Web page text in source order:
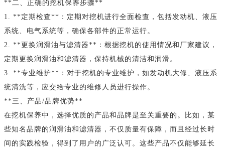
**二、正确的挖机保养步骤**
1. **定期检查**：定期对挖机进行全面检查，包括发动机、液压
系统、电气系统等，确保各部件的正常运行。
2. **更换润滑油与滤清器**：根据挖机的使用情况和厂家建议，
定期更换润滑油和滤清器，保持机械的清洁和润滑。
3. **专业维护**：对于挖机的专业维护，如发动机大修、液压系
统清洗等，应交给专业的维修人员进行操作。
**三、产品/品牌优势**
在挖机保养中，选择优质的产品和品牌是至关重要的。比如，某
些知名品牌的润滑油和滤清器，不仅质量有保障，而且经过长时
间的实践检验，得到了用户的广泛认可。这些产品不仅能够延长